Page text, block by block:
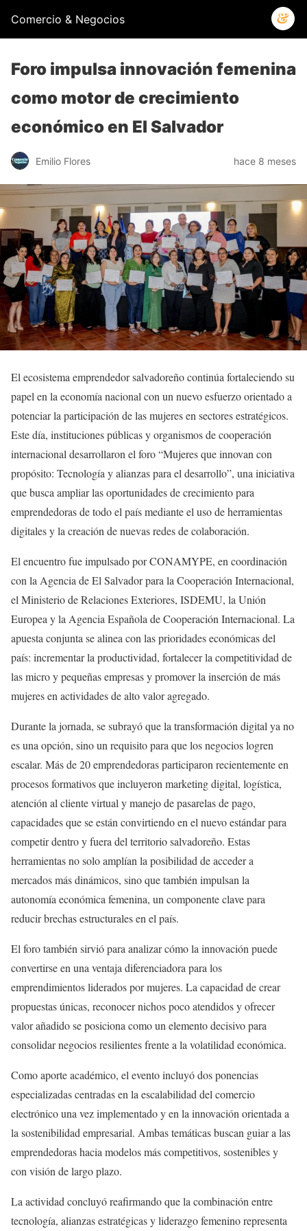
Comercio & Negocios
Foro impulsa innovación femenina
como motor de crecimiento
económico en El Salvador
Emilio Flores hace 8 meses
El ecosistema emprendedor salvadoreño continúa fortaleciendo su
papel en la economía nacional con un nuevo esfuerzo orientado a
potenciar la participación de las mujeres en sectores estratégicos.
Este día, instituciones públicas y organismos de cooperación
internacional desarrollaron el foro “Mujeres que innovan con
propósito: Tecnología y alianzas para el desarrollo”, una iniciativa
que busca ampliar las oportunidades de crecimiento para
emprendedoras de todo el país mediante el uso de herramientas
digitales y la creación de nuevas redes de colaboración.
El encuentro fue impulsado por CONAMYPE, en coordinación
con la Agencia de El Salvador para la Cooperación Internacional,
el Ministerio de Relaciones Exteriores, ISDEMU, la Unión
Europea y la Agencia Española de Cooperación Internacional. La
apuesta conjunta se alinea con las prioridades económicas del
país: incrementar la productividad, fortalecer la competitividad de
las micro y pequeñas empresas y promover la inserción de más
mujeres en actividades de alto valor agregado.
Durante la jornada, se subrayó que la transformación digital ya no
es una opción, sino un requisito para que los negocios logren
escalar. Más de 20 emprendedoras participaron recientemente en
procesos formativos que incluyeron marketing digital, logística,
atención al cliente virtual y manejo de pasarelas de pago,
capacidades que se están convirtiendo en el nuevo estándar para
competir dentro y fuera del territorio salvadoreño. Estas
herramientas no solo amplían la posibilidad de acceder a
mercados más dinámicos, sino que también impulsan la
autonomía económica femenina, un componente clave para
reducir brechas estructurales en el país.
El foro también sirvió para analizar cómo la innovación puede
convertirse en una ventaja diferenciadora para los
emprendimientos liderados por mujeres. La capacidad de crear
propuestas únicas, reconocer nichos poco atendidos y ofrecer
valor añadido se posiciona como un elemento decisivo para
consolidar negocios resilientes frente a la volatilidad económica.
Como aporte académico, el evento incluyó dos ponencias
especializadas centradas en la escalabilidad del comercio
electrónico una vez implementado y en la innovación orientada a
la sostenibilidad empresarial. Ambas temáticas buscan guiar a las
emprendedoras hacia modelos más competitivos, sostenibles y
con visión de largo plazo.
La actividad concluyó reafirmando que la combinación entre
tecnología, alianzas estratégicas y liderazgo femenino representa